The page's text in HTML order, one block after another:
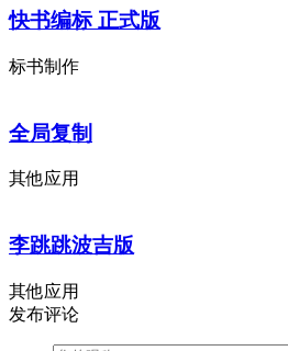
快书编标 正式版
标书制作
全局复制
其他应用
李跳跳波吉版
其他应用
发布评论